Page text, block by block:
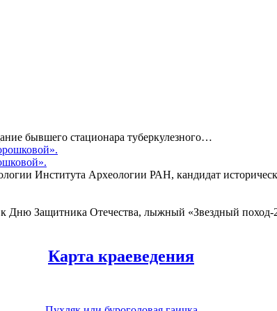
бывшего стационара туберкулезного…
Института Археологии РАН, кандидат
Дню Защитника Отечества, лыжный «Звездный
Карта краеведения